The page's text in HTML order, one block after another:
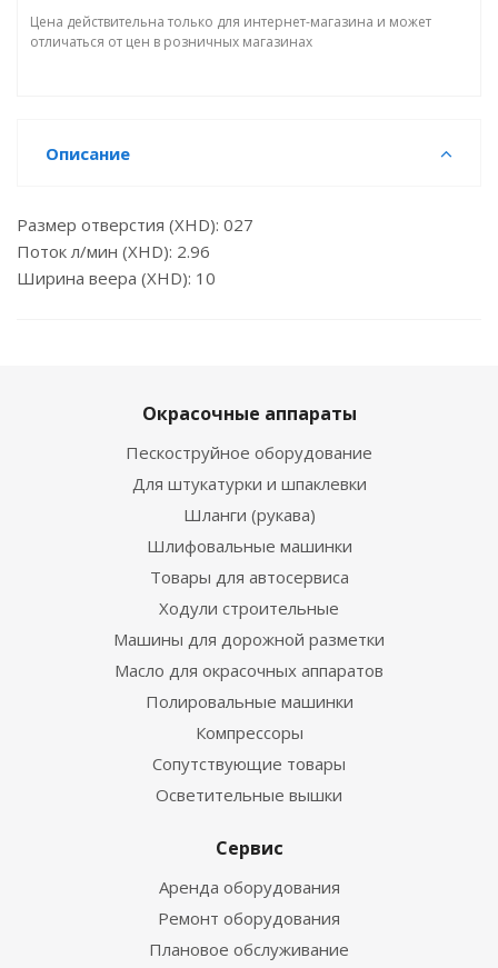
Цена действительна только для интернет-магазина и может
отличаться от цен в розничных магазинах
Описание
Размер отверстия (XHD): 027
Поток л/мин (XHD): 2.96
Ширина веера (XHD): 10
Окрасочные аппараты
Пескоструйное оборудование
Для штукатурки и шпаклевки
Шланги (рукава)
Шлифовальные машинки
Товары для автосервиса
Ходули строительные
Машины для дорожной разметки
Масло для окрасочных аппаратов
Полировальные машинки
Компрессоры
Сопутствующие товары
Осветительные вышки
Сервис
Аренда оборудования
Ремонт оборудования
Плановое обслуживание